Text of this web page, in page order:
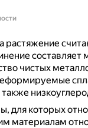
растяжение
составляет
чистых
для которых
материалам